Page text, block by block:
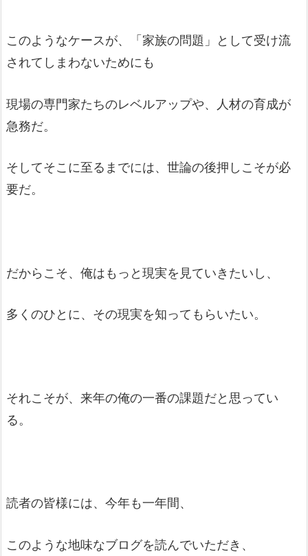
このようなケースが、「家族の問題」として受け流
されてしまわないためにも
現場の専門家たちのレベルアップや、人材の育成が
急務だ。
そしてそこに至るまでには、世論の後押しこそが必
要だ。
だからこそ、俺はもっと現実を見ていきたいし、
多くのひとに、その現実を知ってもらいたい。
それこそが、来年の俺の一番の課題だと思ってい
る。
読者の皆様には、今年も一年間、
このような地味なブログを読んでいただき、